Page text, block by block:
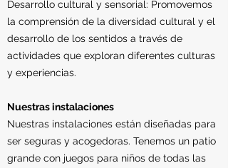
Desarrollo cultural y sensorial: Promovemos
la comprensión de la diversidad cultural y el
desarrollo de los sentidos a través de
actividades que exploran diferentes culturas
y experiencias.
Nuestras instalaciones
Nuestras instalaciones están diseñadas para
ser seguras y acogedoras. Tenemos un patio
grande con juegos para niños de todas las